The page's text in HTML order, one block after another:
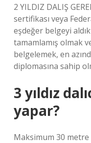
2 YILDIZ DALIŞ
sertifikası veya
eşdeğer belgeyi
tamamlamış olmak
belgelemek, en
diplomasına sahip
3 yıldız
yapar?
Maksimum 30